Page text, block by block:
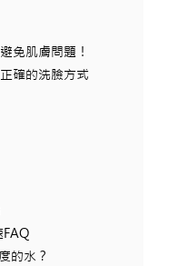
免肌膚問題！
確的洗臉方式
FAQ
的水？